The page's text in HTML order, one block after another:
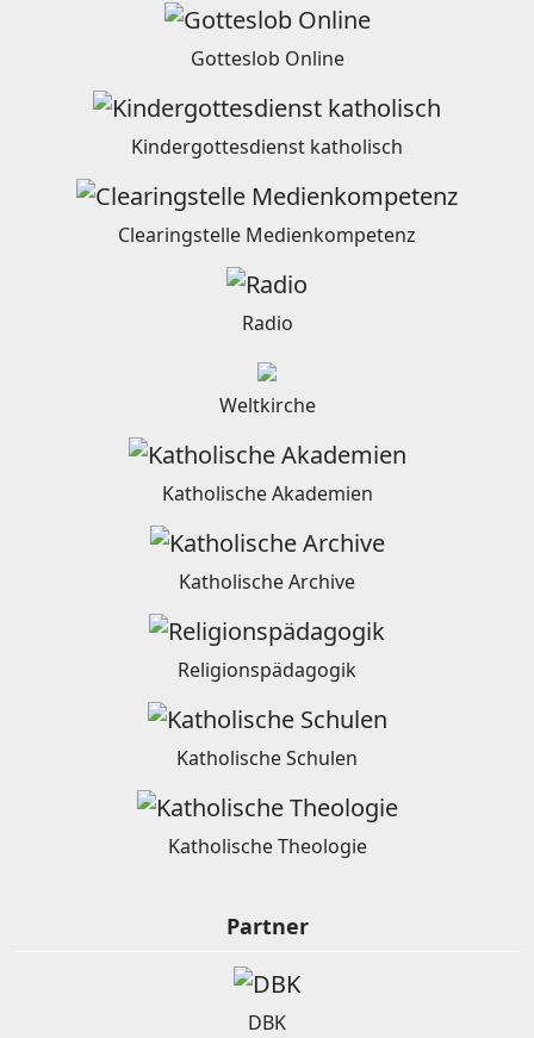
Gotteslob Online
Kindergottesdienst katholisch
Clearingstelle Medienkompetenz
Radio
Weltkirche
Katholische Akademien
Katholische Archive
Religionspädagogik
Katholische Schulen
Katholische Theologie
Partner
DBK